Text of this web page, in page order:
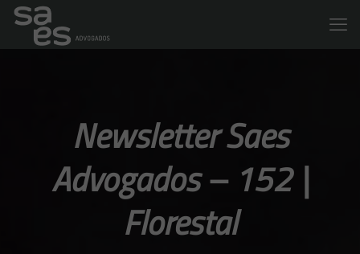
Newsletter Saes
Advogados – 152 |
Florestal